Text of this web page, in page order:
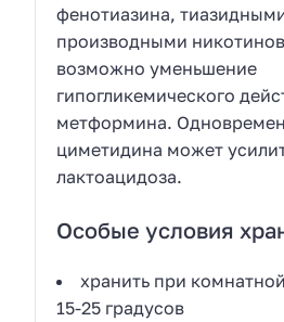
фенотиазина,
производными
возможно уменьшение
гипогликемического
метформина.
циметидина может
лактоацидоза.
Особые условия
хранить при
15-25 градусов